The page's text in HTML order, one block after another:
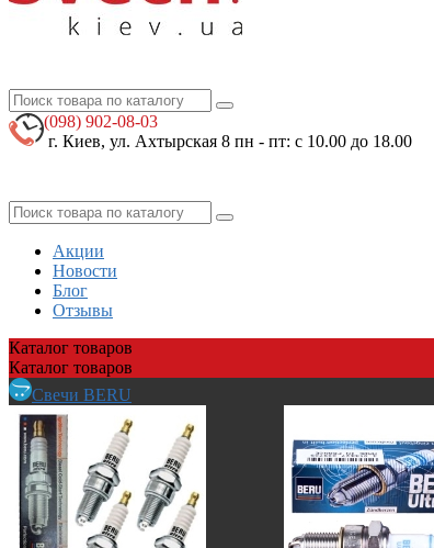
(098) 902-08-03
г. Киев, ул. Ахтырская 8 пн - пт: с 10.00 до 18.00
Акции
Новости
Блог
Отзывы
Каталог товаров
Каталог товаров
Свечи BERU